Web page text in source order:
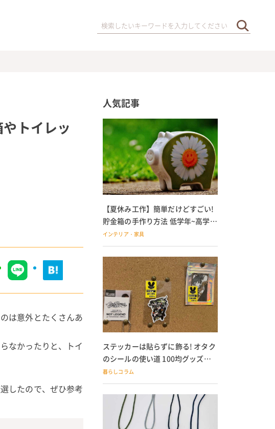
トイレッ
は意外とたくさんあ
なかったりと、トイ
したので、ぜひ参考
人気記事
【夏休み工作】簡単だけどすごい!
貯金箱の手作り方法 低学年~高学年
の子どもにも
インテリア・家具
ステッカーは貼らずに飾る! オタク
のシールの使い道 100均グッズで
の飾り方も
暮らしコラム